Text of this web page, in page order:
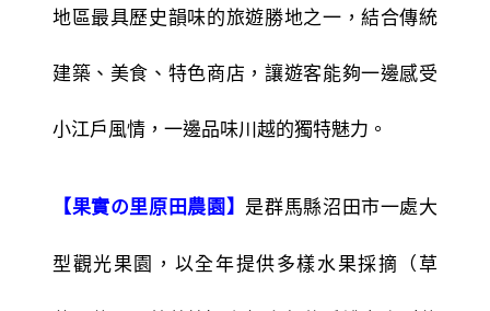
地區最具歷史韻味的旅遊勝地之一，結合傳統
建築、美食、特色商店，讓遊客能夠一邊感受
小江戶風情，一邊品味川越的獨特魅力。
【果實の里原田農園】 是群馬縣沼田市一處大
型觀光果園，以全年提供多樣水果採摘（草